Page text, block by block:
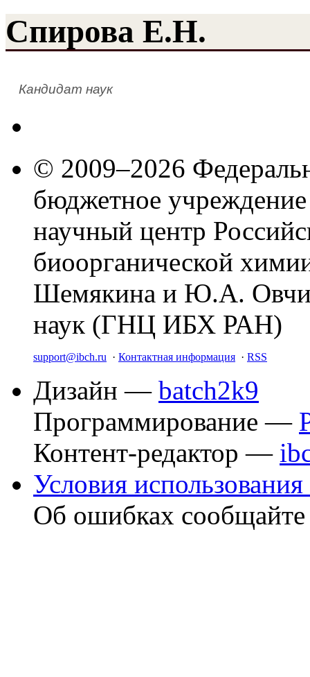
Спирова Е.Н.
Кандидат наук
© 2009–2026
бюджетное
научный центр
биоорганической
Шемякина и Ю.А.
наук (ГНЦ ИБХ РАН)
support@ibch.ru · Контактная информация · RSS
Дизайн — batch2k9
Программирование —
Контент-редактор —
Условия использования
Об ошибках